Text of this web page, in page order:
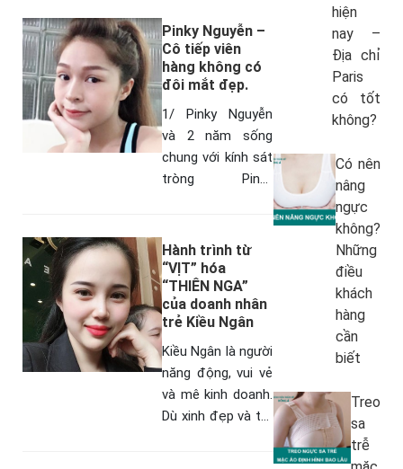
Pinky Nguyễn –
Cô tiếp viên
hàng không có
đôi mắt đẹp.
1/ Pinky Nguyễn
và 2 năm sống
chung với kính sát
tròng Pinky
độ mở góc mắt
khá nhỏ, để đạt
được…
Hành trình từ
“VỊT” hóa
“THIÊN NGA”
của doanh nhân
trẻ Kiều Ngân
Kiều Ngân là người
năng động, vui vẻ
và mê kinh doanh.
Dù xinh đẹp và trẻ
hiện
nay –
Địa chỉ
Paris
có tốt
không?
Có nên
nâng
ngực
không?
Những
điều
khách
hàng
cần
biết
Treo
sa
trễ